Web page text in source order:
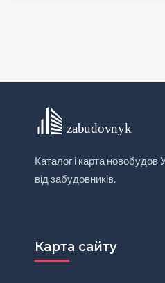
Каталог і карта новобудов
від забудовників.
Карта сайту